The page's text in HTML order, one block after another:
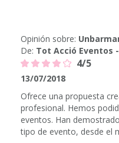
Opinión sobre:
De: Tot Acció Eventos
4/5
13/07/2018
Ofrece una propuesta
profesional. Hemos
eventos. Han
tipo de evento, desde el